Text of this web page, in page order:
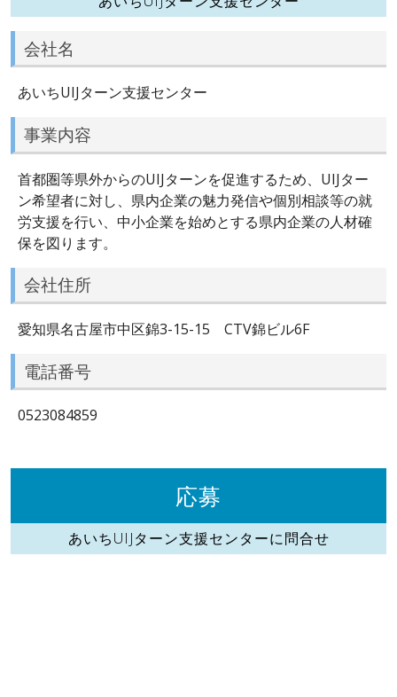
会社名
あいちUIJターン支援センター
事業内容
首都圏等県外からのUIJターンを促進するため、UIJター
ン希望者に対し、県内企業の魅力発信や個別相談等の就
労支援を行い、中小企業を始めとする県内企業の人材確
保を図ります。
会社住所
愛知県名古屋市中区錦3-15-15 CTV錦ビル6F
電話番号
0523084859
応募
あいちUIJターン支援センターに問合せ